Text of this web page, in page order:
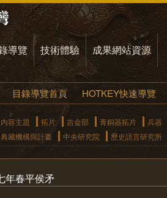
導覽 技術體驗 成果網站資源
目錄導覽首頁 HOTKEY快速導覽
內容主題 拓片 吉金部 青銅器拓片
兵器
典藏機構與計畫 中央研究院 歷史語言研究所
年春平侯矛